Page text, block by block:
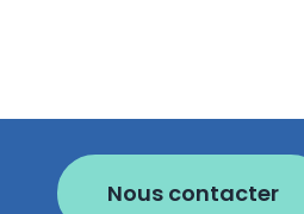
Nous contacter